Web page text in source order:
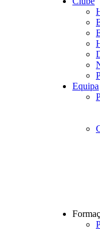
Equipa